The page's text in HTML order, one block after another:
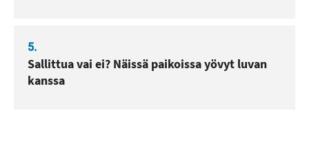
5.
Sallittua vai ei? Näissä paikoissa yövyt luvan
kanssa